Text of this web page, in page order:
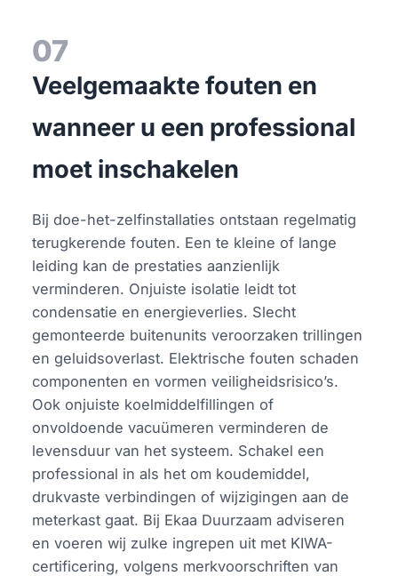
07
Veelgemaakte fouten en
wanneer u een professional
moet inschakelen
Bij doe-het-zelfinstallaties ontstaan regelmatig
terugkerende fouten. Een te kleine of lange
leiding kan de prestaties aanzienlijk
verminderen. Onjuiste isolatie leidt tot
condensatie en energieverlies. Slecht
gemonteerde buitenunits veroorzaken trillingen
en geluidsoverlast. Elektrische fouten schaden
componenten en vormen veiligheidsrisico’s.
Ook onjuiste koelmiddelfillingen of
onvoldoende vacuümeren verminderen de
levensduur van het systeem. Schakel een
professional in als het om koudemiddel,
drukvaste verbindingen of wijzigingen aan de
meterkast gaat. Bij Ekaa Duurzaam adviseren
en voeren wij zulke ingrepen uit met KIWA-
certificering, volgens merkvoorschriften van